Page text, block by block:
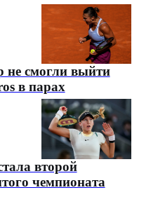
не смогли выйти
в парах
второй
чемпионата